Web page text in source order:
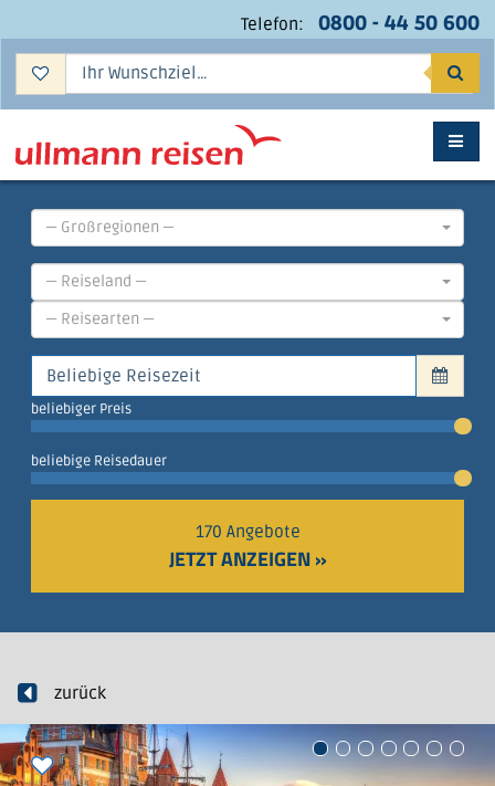
Telefon: 0800 - 44 50 600
— Großregionen —
— Reiseland —
— Reisearten —
beliebiger Preis
beliebige Reisedauer
170 Angebote
JETZT ANZEIGEN »
zurück